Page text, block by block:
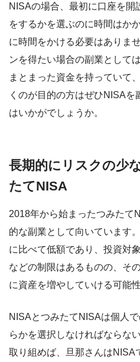
NISAの場合、最初に口座を開
をするかを選ぶのに時間はか
に時間をかける必要はありま
ンを得たい場合の副業として
まとまった資金を持っていて
くのが目的の方はぜひNISAを
はいかがでしょうか。
長期的にリスクの少
たてNISA
2018年から始まったつみたて
的な副業として向いています
に比べて低額であり、投資対
などの制限はあるものの、そ
に資産を増やしていける可能
NISAとつみたてNISAは個人
らかを選択しなければならな
取り組めば、旦那さんはNISA